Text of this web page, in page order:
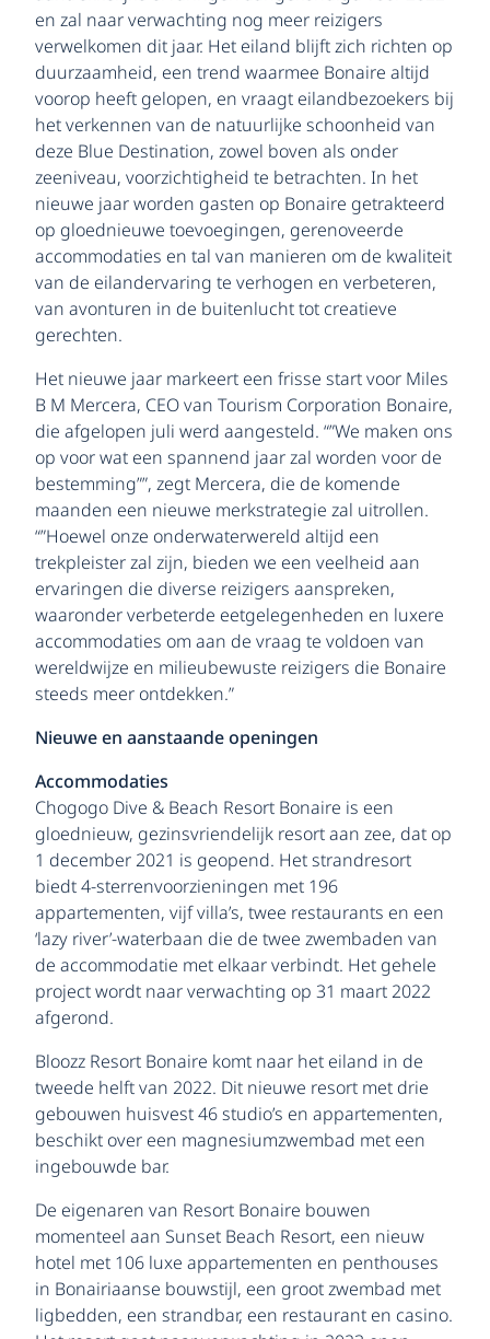
en zal naar verwachting nog meer reizigers
verwelkomen dit jaar. Het eiland blijft zich richten op
duurzaamheid, een trend waarmee Bonaire altijd
voorop heeft gelopen, en vraagt eilandbezoekers bij
het verkennen van de natuurlijke schoonheid van
deze Blue Destination, zowel boven als onder
zeeniveau, voorzichtigheid te betrachten. In het
nieuwe jaar worden gasten op Bonaire getrakteerd
op gloednieuwe toevoegingen, gerenoveerde
accommodaties en tal van manieren om de kwaliteit
van de eilandervaring te verhogen en verbeteren,
van avonturen in de buitenlucht tot creatieve
gerechten.
Het nieuwe jaar markeert een frisse start voor Miles
B M Mercera, CEO van Tourism Corporation Bonaire,
die afgelopen juli werd aangesteld. “”We maken ons
op voor wat een spannend jaar zal worden voor de
bestemming””, zegt Mercera, die de komende
maanden een nieuwe merkstrategie zal uitrollen.
“”Hoewel onze onderwaterwereld altijd een
trekpleister zal zijn, bieden we een veelheid aan
ervaringen die diverse reizigers aanspreken,
waaronder verbeterde eetgelegenheden en luxere
accommodaties om aan de vraag te voldoen van
wereldwijze en milieubewuste reizigers die Bonaire
steeds meer ontdekken.”
Nieuwe en aanstaande openingen
Accommodaties
Chogogo Dive & Beach Resort Bonaire is een
gloednieuw, gezinsvriendelijk resort aan zee, dat op
1 december 2021 is geopend. Het strandresort
biedt 4-sterrenvoorzieningen met 196
appartementen, vijf villa’s, twee restaurants en een
‘lazy river’-waterbaan die de twee zwembaden van
de accommodatie met elkaar verbindt. Het gehele
project wordt naar verwachting op 31 maart 2022
afgerond.
Bloozz Resort Bonaire komt naar het eiland in de
tweede helft van 2022. Dit nieuwe resort met drie
gebouwen huisvest 46 studio’s en appartementen,
beschikt over een magnesiumzwembad met een
ingebouwde bar.
De eigenaren van Resort Bonaire bouwen
momenteel aan Sunset Beach Resort, een nieuw
hotel met 106 luxe appartementen en penthouses
in Bonairiaanse bouwstijl, een groot zwembad met
ligbedden, een strandbar, een restaurant en casino.